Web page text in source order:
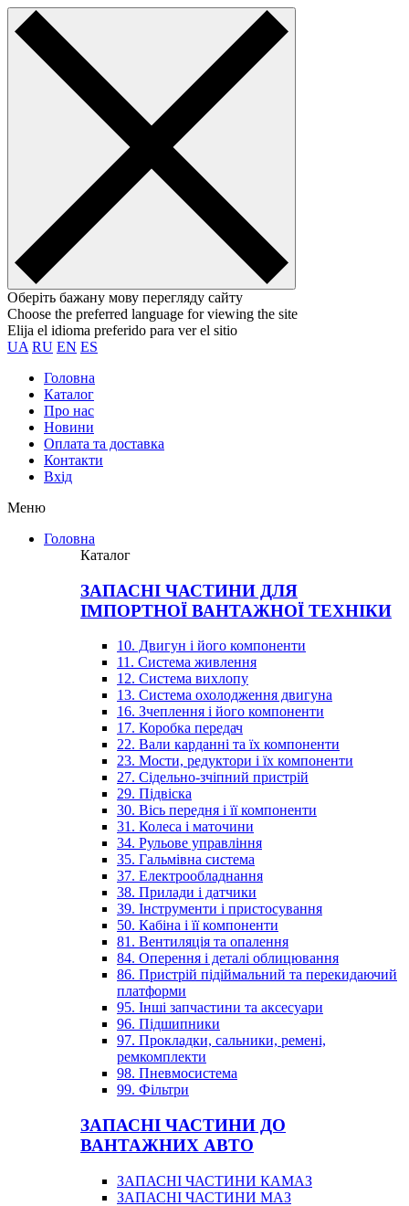
Оберіть бажану мову перегляду сайту
Choose the preferred language for viewing the site
Elija el idioma preferido para ver el sitio
UA RU EN ES
Головна
Каталог
Про нас
Новини
Оплата та доставка
Контакти
Вхiд
Меню
Головна
Каталог
ЗАПАСНІ ЧАСТИНИ ДЛЯ
ІМПОРТНОЇ ВАНТАЖНОЇ ТЕХНІКИ
10. Двигун і його компоненти
11. Система живлення
12. Система вихлопу
13. Система охолодження двигуна
16. Зчеплення і його компоненти
17. Коробка передач
22. Вали карданні та їх компоненти
23. Мости, редуктори і їх компоненти
27. Сідельно-зчіпний пристрій
29. Підвіска
30. Вісь передня і її компоненти
31. Колеса і маточини
34. Рульове управління
35. Гальмівна система
37. Електрообладнання
38. Прилади і датчики
39. Інструменти і пристосування
50. Кабіна і її компоненти
81. Вентиляція та опалення
84. Оперення і деталі облицювання
86. Пристрій підіймальний та перекидаючий
платформи
95. Інші запчастини та аксесуари
96. Підшипники
97. Прокладки, сальники, ремені,
ремкомплекти
98. Пневмосистема
99. Фільтри
ЗАПАСНІ ЧАСТИНИ ДО
ВАНТАЖНИХ АВТО
ЗАПАСНІ ЧАСТИНИ КАМАЗ
ЗАПАСНІ ЧАСТИНИ МАЗ